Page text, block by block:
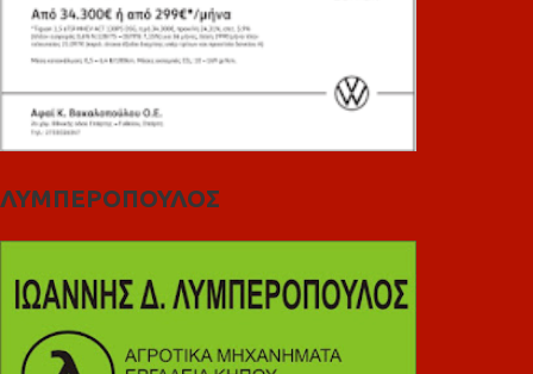
ΛΥΜΠΕΡΟΠΟΥΛΟΣ